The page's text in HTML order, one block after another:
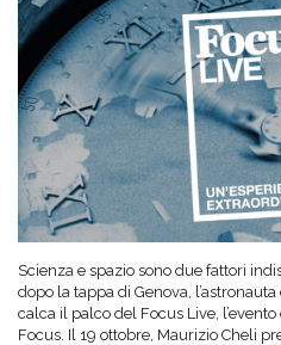
Scienza e spazio sono due fattori
dopo la tappa di Genova,
calca il palco del Focus Live,
Focus. Il 19 ottobre, Maurizio Cheli